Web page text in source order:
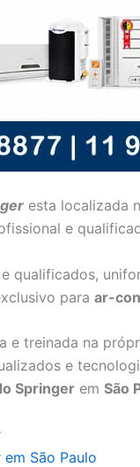
esta localizada
e
qualificados,
para ar-
e treinada na
e
Springer em São
São Paulo